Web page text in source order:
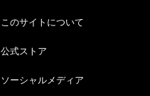
このサイトについて
公式ストア
ソーシャルメディア